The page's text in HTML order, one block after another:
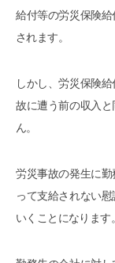
給付等の労災保険
されます。
しかし、労災保険
故に遭う前の収入
ん。
労災事故の発生に
って支給されない
いくことになります。